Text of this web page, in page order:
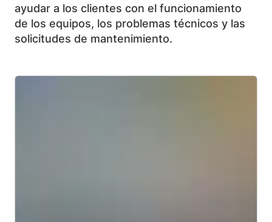
ayudar a los clientes con el funcionamiento
de los equipos, los problemas técnicos y las
solicitudes de mantenimiento.